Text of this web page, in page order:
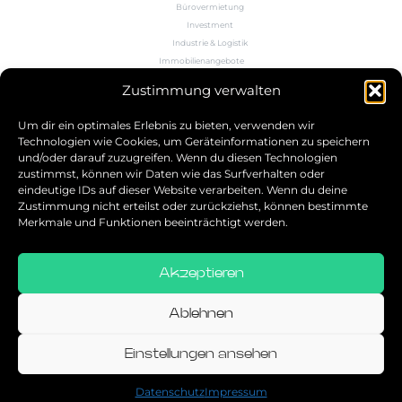
Zustimmung verwalten
Um dir ein optimales Erlebnis zu bieten, verwenden wir
Technologien wie Cookies, um Geräteinformationen zu speichern
und/oder darauf zuzugreifen. Wenn du diesen Technologien
zustimmst, können wir Daten wie das Surfverhalten oder
eindeutige IDs auf dieser Website verarbeiten. Wenn du deine
Zustimmung nicht erteilst oder zurückziehst, können bestimmte
Merkmale und Funktionen beeinträchtigt werden.
Akzeptieren
Ablehnen
Einstellungen ansehen
DatenschutzImpressum
Bürovermietung
Investment
Industrie & Logistik
Immobilienangebote
Wissen
5.0
Bestbewerteter Service
verifiziert von: Trustindex
Allgemeine Geschäftsbedingungen